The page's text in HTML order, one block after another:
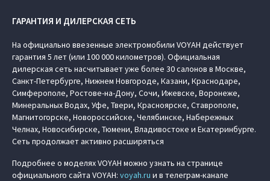
ГАРАНТИЯ И ДИЛЕРСКАЯ СЕТЬ
На официально ввезенные электромобили VOYAH действует
гарантия 5 лет (или 100 000 километров). Официальная
дилерская сеть насчитывает уже более 30 салонов в Москве,
Санкт-Петербурге, Нижнем Новгороде, Казани, Краснодаре,
Симферополе, Ростове-на-Дону, Сочи, Ижевске, Воронеже,
Минеральных Водах, Уфе, Твери, Красноярске, Ставрополе,
Магнитогорске, Новороссийске, Челябинске, Набережных
Челнах, Новосибирске, Тюмени, Владивостоке и Екатеринбурге.
Сеть продолжает активно расширяться
Подробнее о моделях VOYAH можно узнать на странице
официального сайта VOYAH: voyah.ru и в телеграм-канале